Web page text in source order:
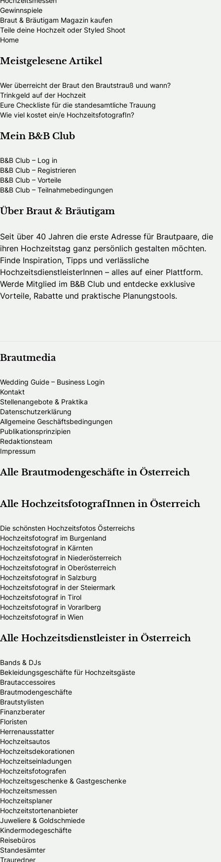
Gewinnspiele
Braut & Bräutigam Magazin kaufen
Teile deine Hochzeit oder Styled Shoot
Home
Meistgelesene Artikel
Wer überreicht der Braut den Brautstrauß und wann?
Trinkgeld auf der Hochzeit
Eure Checkliste für die standesamtliche Trauung
Wie viel kostet ein/e HochzeitsfotografIn?
Mein B&B Club
B&B Club – Log in
B&B Club – Registrieren
B&B Club – Vorteile
B&B Club – Teilnahmebedingungen
Über Braut & Bräutigam
Seit über 40 Jahren die erste Adresse für Brautpaare, die
ihren Hochzeitstag ganz persönlich gestalten möchten.
Finde Inspiration, Tipps und verlässliche
HochzeitsdienstleisterInnen – alles auf einer Plattform.
Werde Mitglied im B&B Club und entdecke exklusive
Vorteile, Rabatte und praktische Planungstools.
Brautmedia
Wedding Guide – Business Login
Kontakt
Stellenangebote & Praktika
Datenschutzerklärung
Allgemeine Geschäftsbedingungen
Publikationsprinzipien
Redaktionsteam
Impressum
Alle Brautmodengeschäfte in Österreich
Alle HochzeitsfotografInnen in Österreich
Die schönsten Hochzeitsfotos Österreichs
Hochzeitsfotograf im Burgenland
Hochzeitsfotograf in Kärnten
Hochzeitsfotograf in Niederösterreich
Hochzeitsfotograf in Oberösterreich
Hochzeitsfotograf in Salzburg
Hochzeitsfotograf in der Steiermark
Hochzeitsfotograf in Tirol
Hochzeitsfotograf in Vorarlberg
Hochzeitsfotograf in Wien
Alle Hochzeitsdienstleister in Österreich
Bands & DJs
Bekleidungsgeschäfte für Hochzeitsgäste
Brautaccessoires
Brautmodengeschäfte
Brautstylisten
Finanzberater
Floristen
Herrenausstatter
Hochzeitsautos
Hochzeitsdekorationen
Hochzeitseinladungen
Hochzeitsfotografen
Hochzeitsgeschenke & Gastgeschenke
Hochzeitsmessen
Hochzeitsplaner
Hochzeitstortenanbieter
Juweliere & Goldschmiede
Kindermodegeschäfte
Reisebüros
Standesämter
Trauredner